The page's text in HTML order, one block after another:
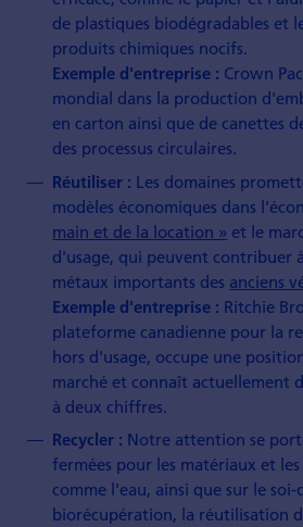
de plastiques biodégradables et
produits chimiques nocifs.
Exemple d'entreprise : Crown
mondial dans la production
en carton ainsi que de canettes
des processus circulaires.
Réutiliser : Les domaines
modèles économiques dans
main et de la location » et le
d'usage, qui peuvent contribuer
métaux importants des anciens
Exemple d'entreprise : Ritchie
plateforme canadienne pour la
hors d'usage, occupe une
marché et connaît actuellement
à deux chiffres.
Recycler : Notre attention se
fermées pour les matériaux et
comme l'eau, ainsi que sur le soi-
biorécupération, la réutilisation